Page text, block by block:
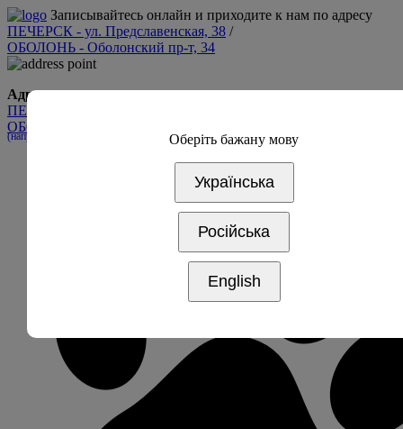
Записывайтесь онлайн и приходите к нам по адресу
ПЕЧЕРСК - ул. Предславенская, 38 /
ОБОЛОНЬ - Оболонский пр-т, 34
Адрес
ПЕЧЕРСК - ул. Предславинская, 38
ОБОЛОНЬ - Оболонский пр-т, 34
(напротив дрим таун 2, вход 5А) Оберіть бажану мову
Українська
Російська
English